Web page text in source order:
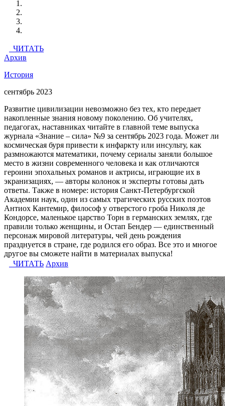
ЧИТАТЬ
Архив
История
сентябрь 2023
Развитие цивилизации невозможно без тех, кто передает
накопленные знания новому поколению. Об учителях,
педагогах, наставниках читайте в главной теме выпуска
журнала «Знание – сила» №9 за сентябрь 2023 года. Может ли
космическая буря привести к инфаркту или инсульту, как
размножаются математики, почему сериалы заняли большое
место в жизни современного человека и как отличаются
героини эпохальных романов и актрисы, играющие их в
экранизациях, — авторы колонок и эксперты готовы дать
ответы. Также в номере: история Санкт-Петербургской
Академии наук, один из самых трагических русских поэтов
Антиох Кантемир, философ у отверстого гроба Николя де
Кондорсе, маленькое царство Торн в германских землях, где
правили только женщины, и Остап Бендер — единственный
персонаж мировой литературы, чей день рождения
празднуется в стране, где родился его образ. Все это и многое
другое вы сможете найти в материалах выпуска!
ЧИТАТЬ Архив